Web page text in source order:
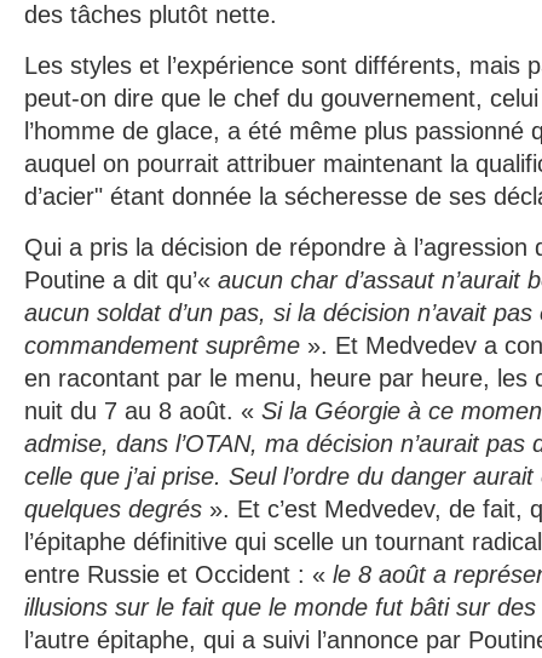
des tâches plutôt nette.
Les styles et l’expérience sont différents, mais
peut-on dire que le chef du gouvernement,
l’homme de glace, a été même plus passionné
auquel on pourrait attribuer maintenant la
d’acier" étant donnée la sécheresse de ses
Qui a pris la décision de répondre à l’agression
Poutine a dit qu’« aucun char d’assaut n’aurait
aucun soldat d’un pas, si la décision n’avait
commandement suprême ». Et Medvedev a
en racontant par le menu, heure par heure, les
nuit du 7 au 8 août. « Si la Géorgie à ce
admise, dans l’OTAN, ma décision n’aurait pas
celle que j’ai prise. Seul l’ordre du danger
quelques degrés ». Et c’est Medvedev, de fait,
l’épitaphe définitive qui scelle un tournant
entre Russie et Occident : « le 8 août a
illusions sur le fait que le monde fut bâti sur
l’autre épitaphe, qui a suivi l’annonce par